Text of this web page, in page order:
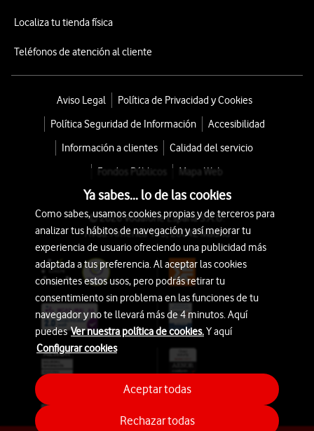
Localiza tu tienda física
Teléfonos de atención al cliente
Aviso Legal
Política de Privacidad y Cookies
Política Seguridad de Información
Accesibilidad
Información a clientes
Calidad del servicio
Fondos Públicos
Mapa Web
© 2026 Vodafone España S.A.U.
Avda. América 115, 28042 Madrid
Ya sabes... lo de las cookies
Como sabes, usamos cookies propias y de terceros para
analizar tus hábitos de navegación y así mejorar tu
experiencia de usuario ofreciendo una publicidad más
adaptada a tus preferencia. Al aceptar las cookies
consientes estos usos, pero podrás retirar tu
consentimiento sin problema en las funciones de tu
navegador y no te llevará más de 4 minutos. Aquí
puedesVer nuestra política de cookies.Y aquí
Configurar cookies
Rechazar todas
Aceptar todas